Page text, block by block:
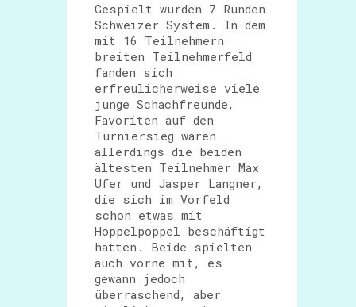
Gespielt wurden 7 Runden
Schweizer System. In dem
mit 16 Teilnehmern
breiten Teilnehmerfeld
fanden sich
erfreulicherweise viele
junge Schachfreunde,
Favoriten auf den
Turniersieg waren
allerdings die beiden
ältesten Teilnehmer Max
Ufer und Jasper Langner,
die sich im Vorfeld
schon etwas mit
Hoppelpoppel beschäftigt
hatten. Beide spielten
auch vorne mit, es
gewann jedoch
überraschend, aber